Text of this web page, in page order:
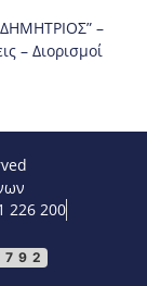
–
– Διορισμοί
226 200